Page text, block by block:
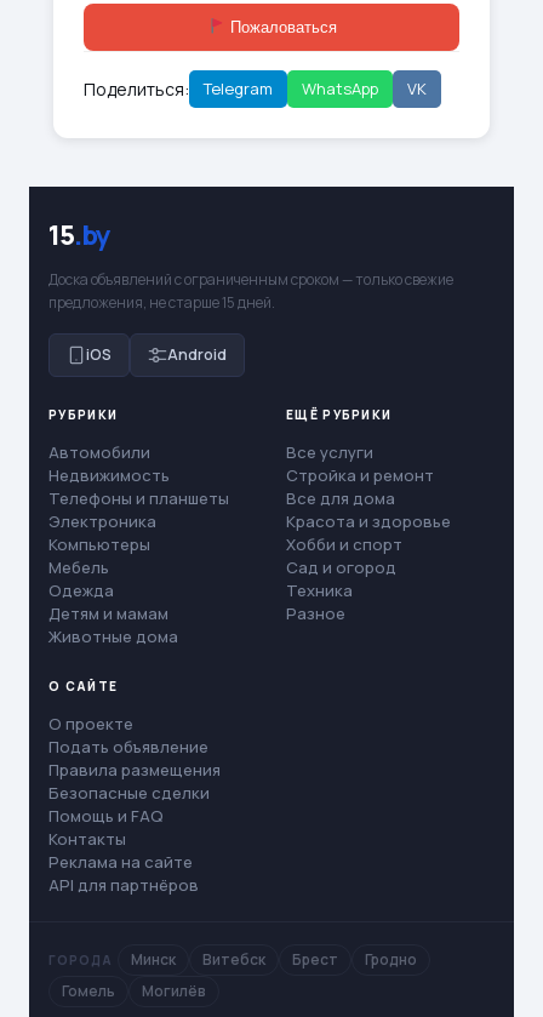
Пожаловаться
Поделиться: Telegram WhatsApp VK
15.by
Доска объявлений с ограниченным сроком — только свежие
предложения, не старше 15 дней.
iOS Android
РУБРИКИ
Автомобили
Недвижимость
Телефоны и планшеты
Электроника
Компьютеры
Мебель
Одежда
Детям и мамам
Животные дома
ЕЩЁ РУБРИКИ
Все услуги
Стройка и ремонт
Все для дома
Красота и здоровье
Хобби и спорт
Сад и огород
Техника
Разное
О САЙТЕ
О проекте
Подать объявление
Правила размещения
Безопасные сделки
Помощь и FAQ
Контакты
Реклама на сайте
API для партнёров
ГОРОДА Минск Витебск Брест
Гродно
Гомель
Могилёв